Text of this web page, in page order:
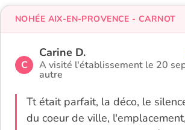
C
Carine D.
A visité l'établissement le 20
autre
Tt était parfait, la déco, le
du coeur de ville,
NOHÉE AIX-EN-PROVENCE - CARNOT